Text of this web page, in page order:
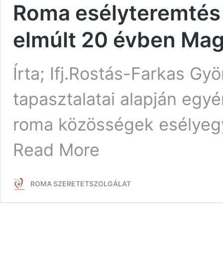
Roma
elmúlt 20 évben
Írta; Ifj.Rostás-Farkas
tapasztalatai alapján
roma közösségek
Read More
ROMA SZERETETSZOLGÁLAT